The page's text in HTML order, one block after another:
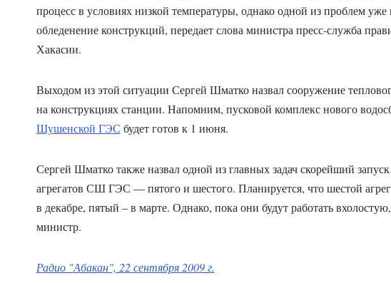
процесс в условиях низкой температуры, однако одной из проблем уже
обледенение конструкций, передает слова министра пресс-служба
Хакасии.
Выходом из этой ситуации Сергей Шматко назвал сооружение
на конструкциях станции. Напомним, пусковой комплекс нового
Шушенской ГЭС будет готов к 1 июня.
Сергей Шматко также назвал одной из главных задач скорейший
агрегатов СШ ГЭС — пятого и шестого. Планируется, что шестой
в декабре, пятый – в марте. Однако, пока они будут работать
министр.
Радио "Абакан", 22 сентября 2009 г.